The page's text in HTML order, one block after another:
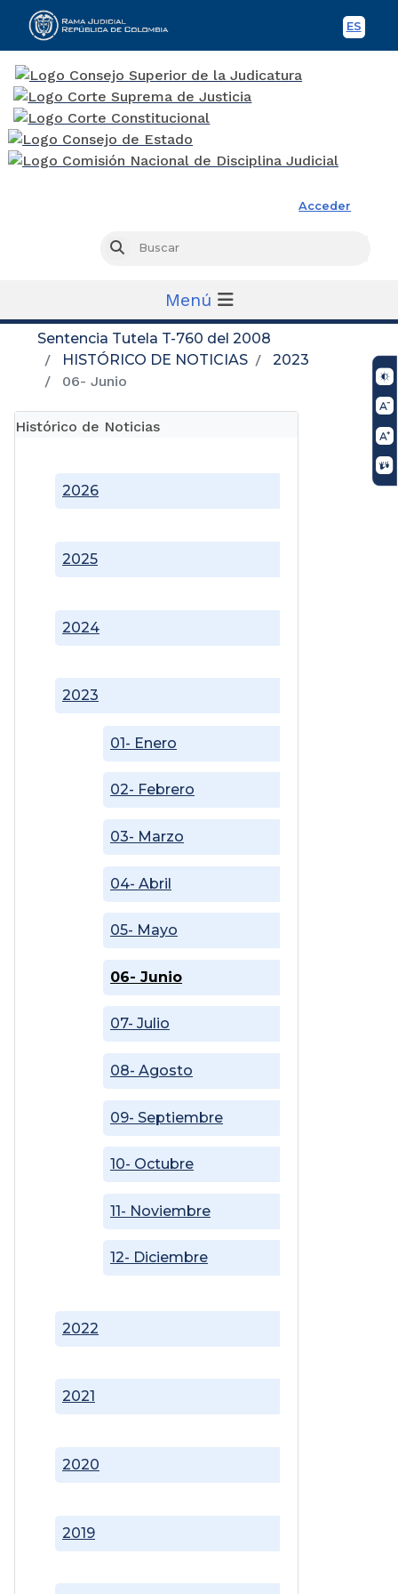
ES
Acceder
Buscar
Menú
Sentencia Tutela T-760 del 2008
HISTÓRICO DE NOTICIAS
2023
06- Junio
Histórico de Noticias
2019
2020
2021
2022
2023
01- Enero
02- Febrero
03- Marzo
04- Abril
05- Mayo
06- Junio
07- Julio
08- Agosto
09- Septiembre
10- Octubre
11- Noviembre
12- Diciembre
2024
2025
2026